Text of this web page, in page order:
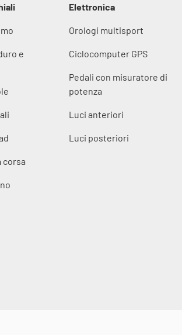
e
corsa
Elettronica
Orologi multisport
Ciclocomputer GPS
Pedali con misuratore di
potenza
Luci anteriori
Luci posteriori